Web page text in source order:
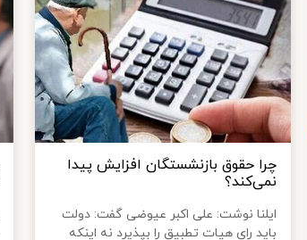
چرا حقوق بازنشستگان افزایش پیدا
نمی‌کند؟
ایلنا نوشت: علی اکبر عیوضی گفت: دولت
باید رای هیات تطبیق را بپذیرد نه اینکه